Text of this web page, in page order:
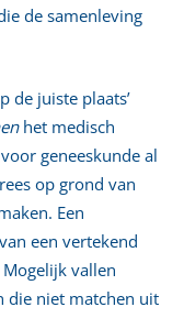
de samenleving
de juiste plaats’
het medisch
geneeskunde al
op grond van
Een
een vertekend
vallen
die niet matchen uit